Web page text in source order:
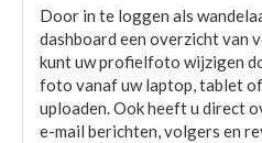
Door in te loggen als
dashboard een overzicht van
kunt uw profielfoto wijzigen
foto vanaf uw laptop, tablet
uploaden. Ook heeft u direct
e-mail berichten, volgers en